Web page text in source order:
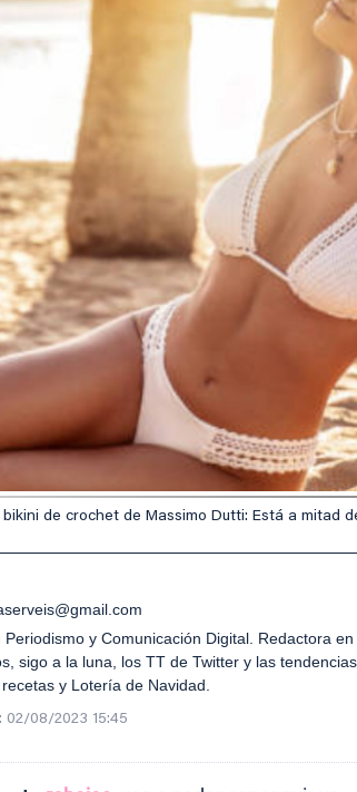
de crochet de Massimo Dutti: Está a mitad
y Comunicación Digital. Redactora
sigo a la luna, los TT de Twitter y las
y Lotería de Navidad.
02/08/2023 15:45